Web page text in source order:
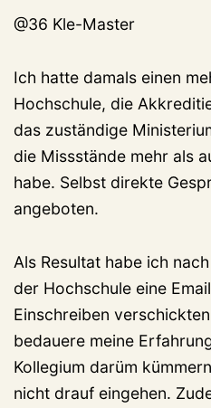
@36 Kle-Master
Ich hatte damals einen
Hochschule, die
das zuständige
die Missstände mehr als
habe. Selbst direkte
angeboten.
Als Resultat habe ich
der Hochschule eine
Einschreiben
bedauere meine
Kollegium darüm
nicht drauf eingehen.